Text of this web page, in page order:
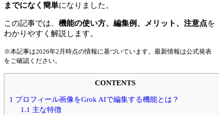
までになく簡単になりました。
この記事では、 機能の使い方、編集例、メリット、注意点を
わかりやすく解説します。
※本記事は2026年2月時点の情報に基づいています。最新情報は公式発表
をご確認ください。
CONTENTS
1 プロフィール画像をGrok AIで編集する機能とは？
1.1 主な特徴